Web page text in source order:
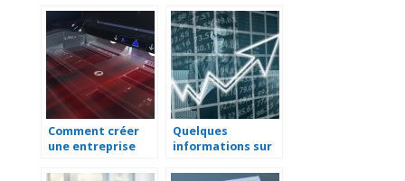
une SASU
d’aménagement
paysager
Comment créer
une entreprise
Quelques
informations sur
holding